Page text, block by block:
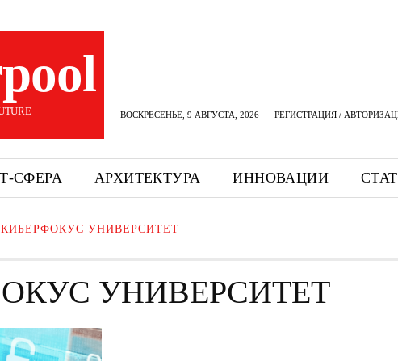
ВОСКРЕСЕНЬЕ, 9 АВГУСТА, 2026 РЕГИСТРАЦИЯ /
СФЕРА АРХИТЕКТУРА ИННОВАЦИИ
КИБЕРФОКУС УНИВЕРСИТЕТ
УНИВЕРСИТЕТ